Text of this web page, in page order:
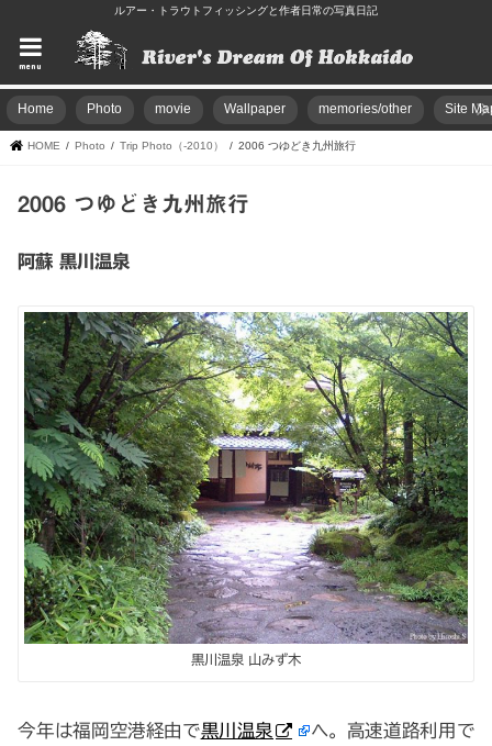
ルアー・トラウトフィッシングと作者日常の写真日記
menu
Home Photo movie Wallpaper memories/other Site
HOME Photo Trip Photo（-2010） 2006 つゆどき九州旅行
2006 つゆどき九州旅行
阿蘇 黒川温泉
黒川温泉 山みず木
今年は福岡空港経由で黒川温泉
へ。高速道路利用で